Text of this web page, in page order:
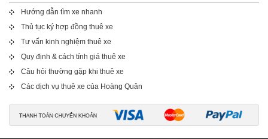
Hướng dẫn tìm xe nhanh
Thủ tục ký hợp đồng thuê xe
Tư vấn kinh nghiệm thuê xe
Quy định & cách tính giá thuê xe
Câu hỏi thường gặp khi thuê xe
Các dịch vụ thuê xe của Hoàng Quân